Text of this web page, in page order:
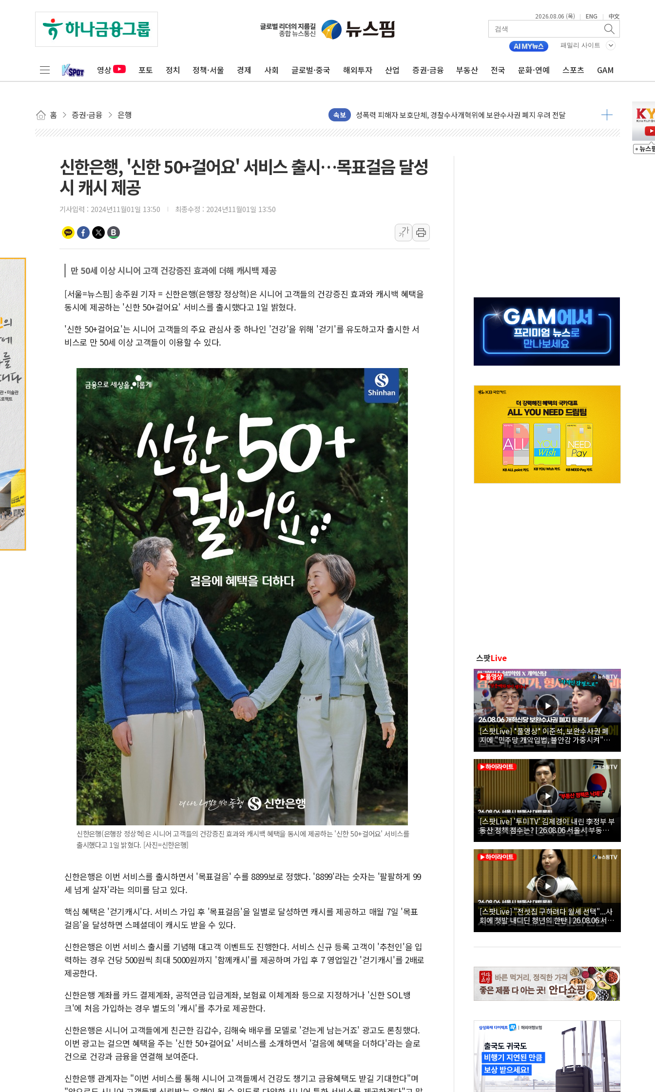
2026.08.06 (목) | ENG | 中文
패밀리 사이트
영상 포토 정치 정책·서울 경제 사회 글로벌·중국 해외투자 산업 증권·금융 부동산 전국 문화·연예 스포츠 GAM
홈 증권·금융 은행 속보
빚투·레버리지 줄었지만, 반도체 두 종목에 코스피 '휘청'
[2보] 북, 원산서 동해상으로 단거리 탄도미사일 발사
종로·중구 오피스 78%가 준공 10년 이상…리뉴얼이 경쟁력 가른다
법원, '관저 이전 봐주기 감사' 유병호 구속적부심 기각
우크라, 러 탄도미사일 공격에 속수무책… 패트리엇 미사일 지원, 작년의 3분의 1
"5.18은 북한 지령" 설교한 목사 불구속 송치
[내일날씨] 절기상 '입추'에 폭염 절정…서울 한낮 39도
제천 바이오밸리 공장 옥상서 불…30여분 만에 진화
[속보] 북, 동해상으로 미상 발사체 발사
한국투자증권, 국내 최초 상반기 영업이익 2조 돌파
李대통령 "청소년 SNS 제한, 형평성·여론 고려해야…충분한 사회적 논의 주문"
초등학교 앞서 '쾅'…대전 중구서 시내버스 등 3중 추돌·1명 부상
신한은행, '신한 50+걸어요' 서비스 출시…목표걸음 달성
시 캐시 제공
기사입력 : 2024년11월01일 13:50 최종수정 : 2024년11월01일 13:50
가
가
만 50세 이상 시니어 고객 건강증진 효과에 더해 캐시백 제공
[서울=뉴스핌] 송주원 기자 = 신한은행(은행장 정상혁)은 시니어 고객들의 건강증진 효과와 캐시백 혜택을
동시에 제공하는 '신한 50+걸어요' 서비스를 출시했다고 1일 밝혔다.
'신한 50+걸어요'는 시니어 고객들의 주요 관심사 중 하나인 '건강'을 위해 '걷기'를 유도하고자 출시한 서
비스로 만 50세 이상 고객들이 이용할 수 있다.
신한은행(은행장 정상혁)은 시니어 고객들의 건강증진 효과와 캐시백 혜택을 동시에 제공하는 '신한 50+걸어요' 서비스를
출시했다고 1일 밝혔다. [사진=신한은행]
신한은행은 이번 서비스를 출시하면서 '목표걸음' 수를 8899보로 정했다. '8899'라는 숫자는 '팔팔하게 99
세 넘게 살자'라는 의미를 담고 있다.
핵심 혜택은 '걷기캐시'다. 서비스 가입 후 '목표걸음'을 일별로 달성하면 캐시를 제공하고 매월 7일 '목표
걸음'을 달성하면 스페셜데이 캐시도 받을 수 있다.
신한은행은 이번 서비스 출시를 기념해 대고객 이벤트도 진행한다. 서비스 신규 등록 고객이 '추천인'을 입
력하는 경우 건당 500원씩 최대 5000원까지 '함께캐시'를 제공하며 가입 후 7 영업일간 '걷기캐시'를 2배로
제공한다.
신한은행 계좌를 카드 결제계좌, 공적연금 입금계좌, 보험료 이체계좌 등으로 지정하거나 '신한 SOL뱅
크'에 처음 가입하는 경우 별도의 '캐시'를 추가로 제공한다.
신한은행은 시니어 고객들에게 친근한 김갑수, 김해숙 배우를 모델로 '걷는게 남는거죠' 광고도 론칭했다.
이번 광고는 걸으면 혜택을 주는 '신한 50+걸어요' 서비스를 소개하면서 '걸음에 혜택을 더하다'라는 슬로
건으로 건강과 금융을 연결해 보여준다.
신한은행 관계자는 "이번 서비스를 통해 시니어 고객들께서 건강도 챙기고 금융혜택도 받길 기대한다"며
스팟Live
[스팟Live] *풀영상* 이준석, 보완수사권 폐
지에 "민주당 개악입법, 불안감 가중시켜"｜
26.08.06 개혁신당 보완수사권 폐지 토론회
[스팟Live] '투미TV' 김제경이 내린 李정부 부
동산 정책 점수는? | 26.08.06 서울시 부동산
대토론회
[스팟Live] "전셋집 구하려다 월세 선택"...사
회에 첫발 내디딘 청년의 한탄 | 26.08.06 서울
시 부동산 대토론회